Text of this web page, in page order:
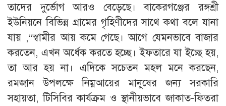
তাদের দুর্ভোগ আরও বেড়েছে। বাকেরগঞ্জের রঙ্গশ্রী
ইউনিয়নে বিভিন্ন গ্রামের গৃহিণীদের সাথে কথা বলে যানা
যায় ,“স্বামীর আয় কমে গেছে। আগে যেমনভাবে বাজার
করতেন, এখন অর্ধেক করতে হচ্ছে। ইফতারে যা ইচ্ছে হয়,
তা আর হয় না। এদিকে সচেতন মহল মনে করছেন,
রমজান উপলক্ষে নিম্নআয়ের মানুষের জন্য সরকারি
সহায়তা, টিসিবির কার্যক্রম ও স্থানীয়ভাবে জাকাত-ফিতরা